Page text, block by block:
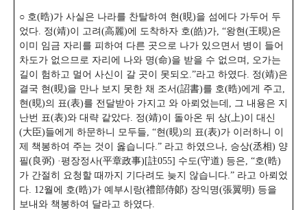
○ 호(晧)가 사실은 나라를 찬탈하여 현(晛)을 섬에다 가두어 두
었다. 정(靖)이 고려(高麗)에 도착하자 호(皓)가, “왕현(王晛)은
이미 임금 자리를 피하여 다른 곳으로 나가 있으면서 병이 들어
차도가 없으므로 자리에 나와 명(命)을 받을 수 없으며, 오가는
길이 험하고 멀어 사신이 갈 곳이 못되오.”라고 하였다. 정(靖)은
결국 현(晛)을 만나 보지 못한 채 조서(詔書)를 호(晧)에게 주고,
현(晛)의 표(表)를 전달받아 가지고 와 아뢰었는데, 그 내용은 지
난번 표(表)와 대략 같았다. 정(靖)이 돌아온 뒤 상(上)이 대신
(大臣)들에게 하문하니 모두들, “현(晛)의 표(表)가 이러하니 이
제 책봉하여 주는 것이 옳습니다.” 라고 하였으나, 승상(丞相) 양
필(良弼) ·평장정사(平章政事)[註055] 수도(守道) 등은, “호(晧)
가 간절히 요청할 때까지 기다려도 늦지 않습니다.” 라고 아뢰었
다. 12월에 호(晧)가 예부시랑(禮部侍郞) 장익명(張翼明) 등을
보내와 책봉하여 달라고 하였다.